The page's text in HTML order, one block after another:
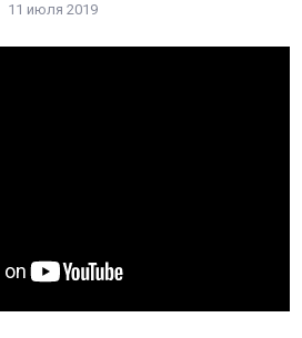
11 июля 2019